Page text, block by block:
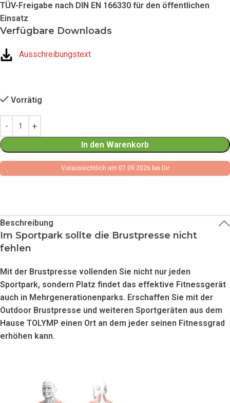
TÜV-Freigabe nach DIN EN 166330 für den öffentlichen
Einsatz
Verfügbare Downloads
Ausschreibungstext
Vorrätig
In den Warenkorb
Voraussichtlich am 07.09.2026 bei Dir
Beschreibung
Im Sportpark sollte die Brustpresse nicht
fehlen
Mit der Brustpresse vollenden Sie nicht nur jeden
Sportpark, sondern Platz findet das effektive Fitnessgerät
auch in Mehrgenerationenparks. Erschaffen Sie mit der
Outdoor Brustpresse und weiteren Sportgeräten aus dem
Hause TOLYMP einen Ort an dem jeder seinen Fitnessgrad
erhöhen kann.